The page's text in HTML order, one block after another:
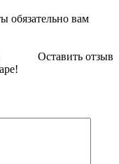
обязательно вам
Оставить отзыв